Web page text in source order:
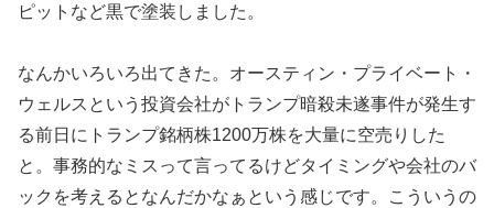
ピットなど黒で塗装しました。
なんかいろいろ出てきた。オースティン・プライベート・
ウェルスという投資会社がトランプ暗殺未遂事件が発生す
る前日にトランプ銘柄株1200万株を大量に空売りした
と。事務的なミスって言ってるけどタイミングや会社のバ
ックを考えるとなんだかなぁという感じです。こういうの